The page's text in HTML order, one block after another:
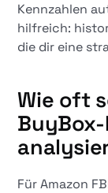
Kennzahlen
hilfreich:
die dir eine
Wie oft
Für Amazon